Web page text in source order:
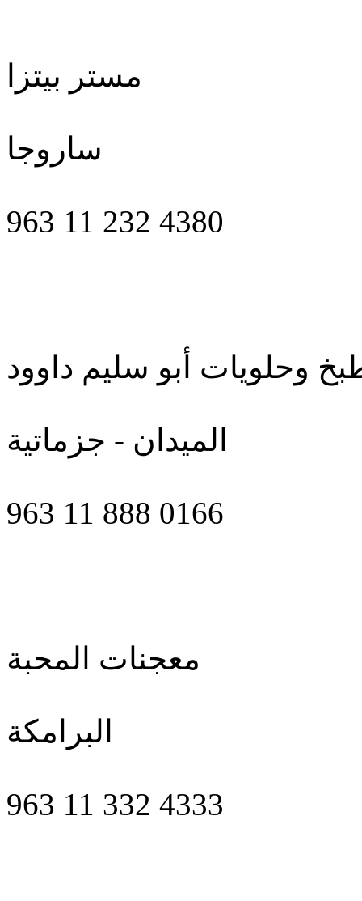
مستر بيتزا
ساروجا
963 11 232 4380
وحلويات أبو سليم داوود
الميدان - جزماتية
963 11 888 0166
معجنات المحبة
البرامكة
963 11 332 4333